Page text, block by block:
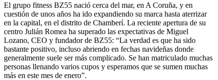
El grupo fitness BZ55 nació cerca del mar, en A Coruña, y en
cuestión de unos años ha ido expandiendo su marca hasta aterrizar
en la capital, en el distrito de Chamberí. La reciente apertura de su
centro Julián Romea ha superado las expectativas de Miguel
Lozano, CEO y fundador de BZ55: “La verdad es que ha sido
bastante positivo, incluso abriendo en fechas navideñas donde
generalmente suele ser más complicado. Se han matriculado muchas
personas llenando varios cupos y esperamos que se sumen muchas
más en este mes de enero”.